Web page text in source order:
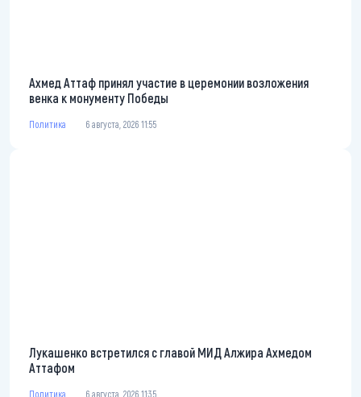
Ахмед Аттаф принял участие в церемонии возложения
венка к монументу Победы
Политика 6 августа, 2026 11:55
Лукашенко встретился с главой МИД Алжира Ахмедом
Аттафом
Политика 6 августа, 2026 11:35